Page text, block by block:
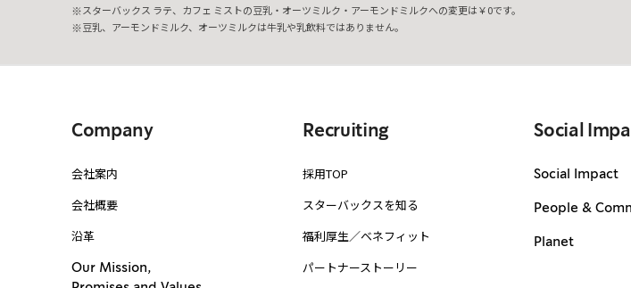
スターバックス ラテ、カフェ ミストの豆乳・オーツミルク・アーモンドミルクへの変更は￥0です。
豆乳、アーモンドミルク、オーツミルクは牛乳や乳飲料ではありません。
Company
会社案内
会社概要
沿革
Our Mission,
Recruiting
採用TOP
スターバックスを知る
福利厚生／ベネフィット
パートナーストーリー
Social
Social Impact
People &
Planet